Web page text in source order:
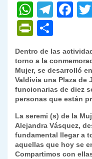
W
h
at
s
A
p
p
T
gr
a
m
F
e
b
o
o
k
P
ri
nt
Fr
ie
dl
y
m
p
ar
tir
Dentro de las
torno a la
Mujer, se desarrolló
Valdivia una Plaza
funcionarias de diez
personas que están
La seremi (s) de la
Alejandra Vásquez,
fundamental llegar a
aquellas que hoy se
Compartimos con